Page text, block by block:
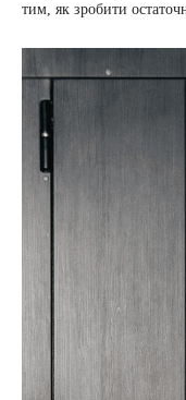
тим, як зробити